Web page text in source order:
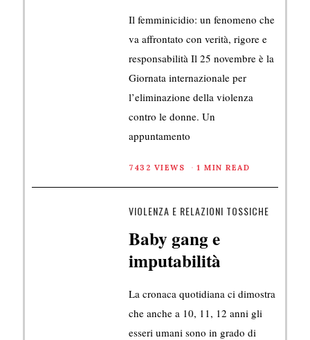
Il femminicidio: un fenomeno che
va affrontato con verità, rigore e
responsabilità Il 25 novembre è la
Giornata internazionale per
l’eliminazione della violenza
contro le donne. Un
appuntamento
7432 VIEWS 1 MIN READ
VIOLENZA E RELAZIONI TOSSICHE
Baby gang e
imputabilità
La cronaca quotidiana ci dimostra
che anche a 10, 11, 12 anni gli
esseri umani sono in grado di